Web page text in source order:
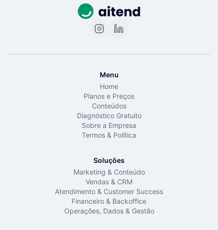
Menu
Home
Planos e Preços
Conteúdos
Diagnóstico Gratuito
Sobre a Empresa
Termos & Política
Soluções
Marketing & Conteúdo
Vendas & CRM
Atendimento & Customer Success
Financeiro & Backoffice
Operações, Dados & Gestão